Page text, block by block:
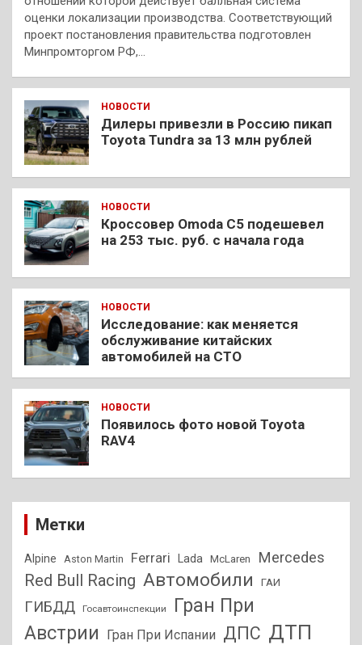
оценки локализации производства. Соответствующий
проект постановления правительства подготовлен
Минпромторгом РФ,…
НОВОСТИ
Дилеры привезли в Россию пикап
Toyota Tundra за 13 млн рублей
НОВОСТИ
Кроссовер Omoda C5 подешевел
на 253 тыс. руб. с начала года
НОВОСТИ
Исследование: как меняется
обслуживание китайских
автомобилей на СТО
НОВОСТИ
Появилось фото новой Toyota
RAV4
Метки
Alpine Aston Martin Ferrari Lada McLaren Mercedes
Red Bull Racing Автомобили ГАИ
ГИБДД Госавтоинспекции
Гран При
Австрии
Гран При Испании ДПС ДТП